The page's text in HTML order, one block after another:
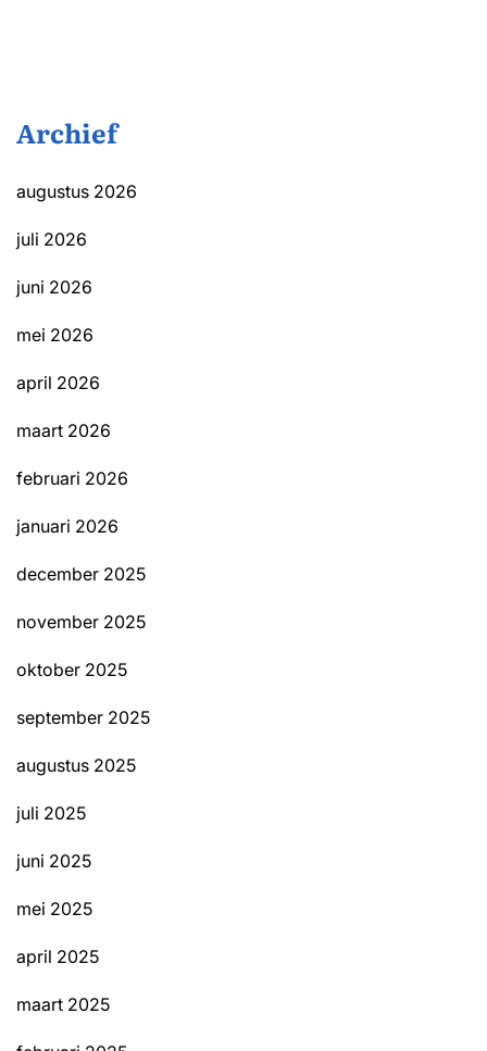
Archief
augustus 2026
juli 2026
juni 2026
mei 2026
april 2026
maart 2026
februari 2026
januari 2026
december 2025
november 2025
oktober 2025
september 2025
augustus 2025
juli 2025
juni 2025
mei 2025
april 2025
maart 2025